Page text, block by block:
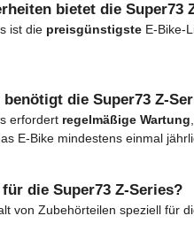
bietet die Super73
ist die preisgünstigste E-Bike-
die Super73 Z-
erfordert regelmäßige Wartung
E-Bike mindestens einmal
die Super73 Z-Series?
von Zubehörteilen speziell für